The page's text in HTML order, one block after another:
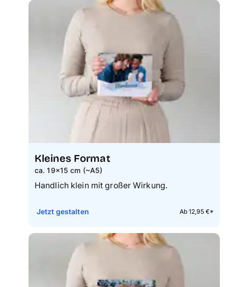
Kleines Format
ca. 19×15 cm (~A5)
Handlich klein mit großer Wirkung.
Ab 12,95 €*
Jetzt gestalten